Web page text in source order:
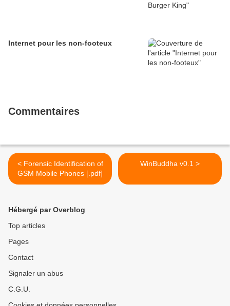
Internet pour les non-footeux
Commentaires
< Forensic Identification of
GSM Mobile Phones [.pdf]
WinBuddha v0.1 >
Hébergé par Overblog
Top articles
Pages
Contact
Signaler un abus
C.G.U.